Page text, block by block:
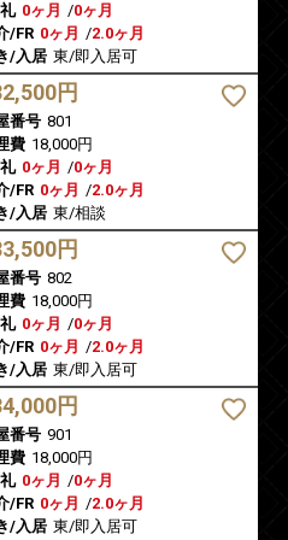
0ヶ月 /0ヶ月
/FR 0ヶ月 /2.0ヶ月
/入居 東/即入居可
円
番号 801
費 18,000円
0ヶ月 /0ヶ月
/FR 0ヶ月 /2.0ヶ月
/入居 東/相談
円
番号 802
費 18,000円
0ヶ月 /0ヶ月
/FR 0ヶ月 /2.0ヶ月
/入居 東/即入居可
円
番号 901
費 18,000円
0ヶ月 /0ヶ月
/FR 0ヶ月 /2.0ヶ月
/入居 東/即入居可